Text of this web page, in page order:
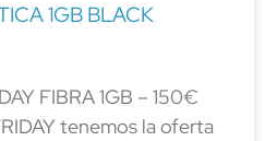
1GB BLACK
FIBRA 1GB – 150€
tenemos la oferta